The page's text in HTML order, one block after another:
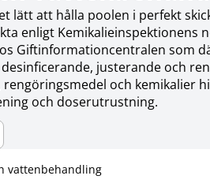
lätt att hålla poolen i perfekt
enligt Kemikalieinspektionens
Giftinformationcentralen som
justerande och
och kemikalier
och doserutrustning.
vattenbehandling